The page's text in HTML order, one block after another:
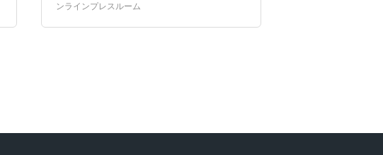
ンラインプレスルーム